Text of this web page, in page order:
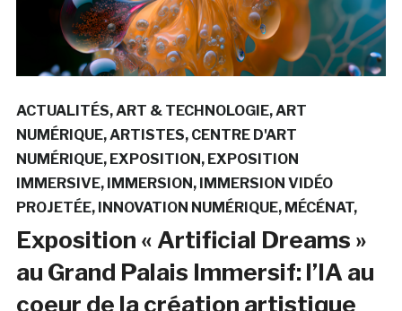
ACTUALITÉS ART & TECHNOLOGIE ART
NUMÉRIQUE ARTISTES CENTRE D'ART
NUMÉRIQUE EXPOSITION EXPOSITION
IMMERSIVE IMMERSION IMMERSION VIDÉO
PROJETÉE INNOVATION NUMÉRIQUE MÉCÉNAT
Exposition « Artificial Dreams »
au Grand Palais Immersif: l’IA au
coeur de la création artistique